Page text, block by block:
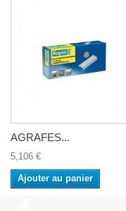
AGRAFES...
5,106 €
Ajouter au panier